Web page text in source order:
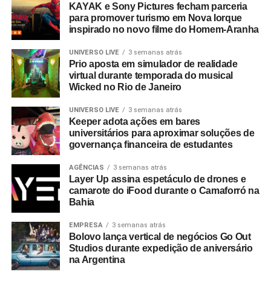
KAYAK e Sony Pictures fecham parceria
para promover turismo em Nova Iorque
inspirado no novo filme do Homem-Aranha
UNIVERSO LIVE 3 semanas atrás
Prio aposta em simulador de realidade
virtual durante temporada do musical
Wicked no Rio de Janeiro
UNIVERSO LIVE 3 semanas atrás
Keeper adota ações em bares
universitários para aproximar soluções de
governança financeira de estudantes
AGÊNCIAS 3 semanas atrás
Layer Up assina espetáculo de drones e
camarote do iFood durante o Camaforró na
Bahia
EMPRESA 3 semanas atrás
Bolovo lança vertical de negócios Go Out
Studios durante expedição de aniversário
na Argentina